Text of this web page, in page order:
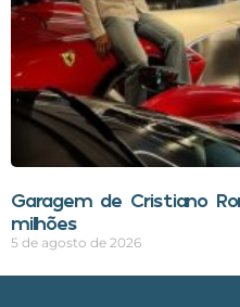
Garagem de Cristiano
milhões
5 de agosto de 2026